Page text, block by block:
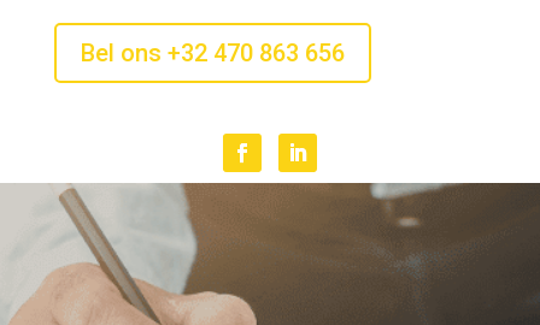
Bel ons +32 470 863 656